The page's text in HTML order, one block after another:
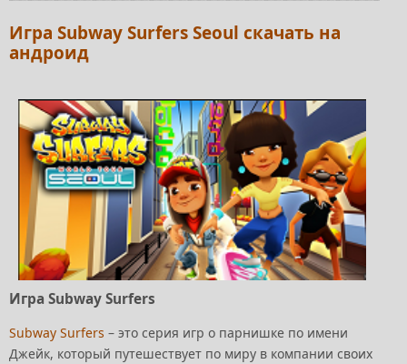
Игра Subway Surfers Seoul скачать на
андроид
Игра Subway Surfers
Subway Surfers – это серия игр о парнишке по имени
Джейк, который путешествует по миру в компании своих